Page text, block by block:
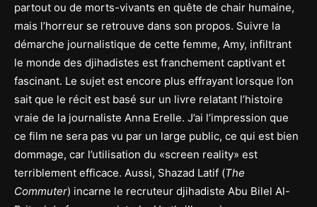
partout ou de morts-vivants en quête de chair humaine,
mais l’horreur se retrouve dans son propos. Suivre la
démarche journalistique de cette femme, Amy, infiltrant
le monde des djihadistes est franchement captivant et
fascinant. Le sujet est encore plus effrayant lorsque l’on
sait que le récit est basé sur un livre relatant l’histoire
vraie de la journaliste Anna Erelle. J’ai l’impression que
ce film ne sera pas vu par un large public, ce qui est bien
dommage, car l’utilisation du «screen reality» est
terriblement efficace. Aussi, Shazad Latif (The
Commuter) incarne le recruteur djihadiste Abu Bilel Al-